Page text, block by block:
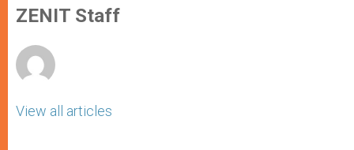
p
p
g
e
o
k
ZENIT Staff
View all articles